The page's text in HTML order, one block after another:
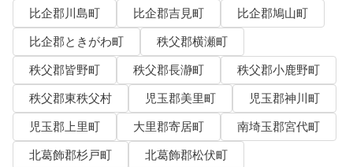
比企郡川島町
比企郡吉見町
比企郡鳩山町
比企郡ときがわ町
秩父郡横瀬町
秩父郡皆野町
秩父郡長瀞町
秩父郡小鹿野町
秩父郡東秩父村
児玉郡美里町
児玉郡神川町
児玉郡上里町
大里郡寄居町
南埼玉郡宮代町
北葛飾郡杉戸町
北葛飾郡松伏町